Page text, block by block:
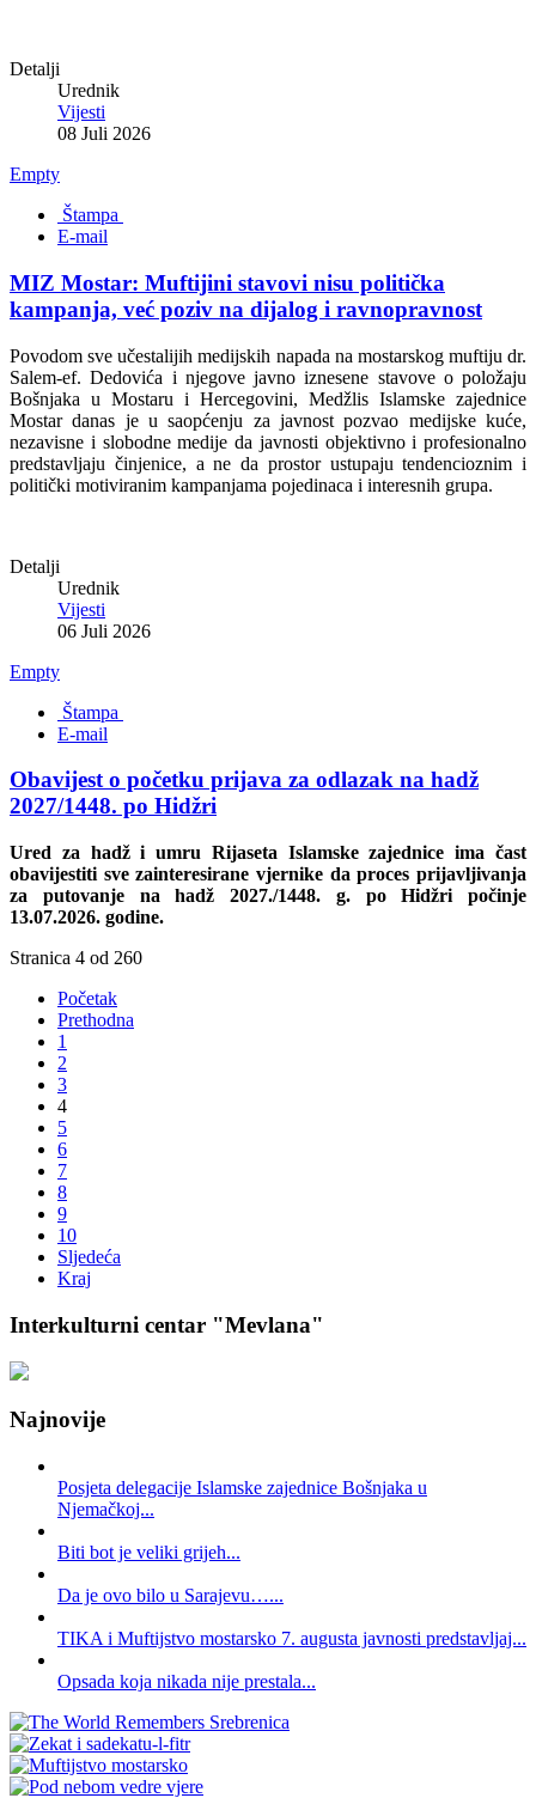
Detalji
Urednik
Vijesti
08 Juli 2026
Empty
Štampa
E-mail
MIZ Mostar: Muftijini stavovi nisu politička
kampanja, već poziv na dijalog i ravnopravnost
Povodom sve učestalijih medijskih napada na mostarskog muftiju dr.
Salem-ef. Dedovića i njegove javno iznesene stavove o položaju
Bošnjaka u Mostaru i Hercegovini, Medžlis Islamske zajednice
Mostar danas je u saopćenju za javnost pozvao medijske kuće,
nezavisne i slobodne medije da javnosti objektivno i profesionalno
predstavljaju činjenice, a ne da prostor ustupaju tendencioznim i
politički motiviranim kampanjama pojedinaca i interesnih grupa.
Detalji
Urednik
Vijesti
06 Juli 2026
Empty
Štampa
E-mail
Obavijest o početku prijava za odlazak na hadž
2027/1448. po Hidžri
Ured za hadž i umru Rijaseta Islamske zajednice ima čast
obavijestiti sve zainteresirane vjernike da proces prijavljivanja
za putovanje na hadž 2027./1448. g. po Hidžri počinje
13.07.2026. godine.
Stranica 4 od 260
Početak
Prethodna
1
2
3
4
5
6
7
8
9
10
Sljedeća
Kraj
Interkulturni centar "Mevlana"
Najnovije
Posjeta delegacije Islamske zajednice Bošnjaka u
Njemačkoj...
Biti bot je veliki grijeh...
Da je ovo bilo u Sarajevu…...
TIKA i Muftijstvo mostarsko 7. augusta javnosti predstavljaj...
Opsada koja nikada nije prestala...